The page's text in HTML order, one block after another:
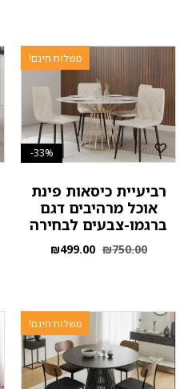
משלוח חינם!
33%-
רביעיית כיסאות פינת
אוכל מרהיבים דגם
ברגמו-צבעים לבחירה
₪750.00
₪499.00
משלוח חינם!